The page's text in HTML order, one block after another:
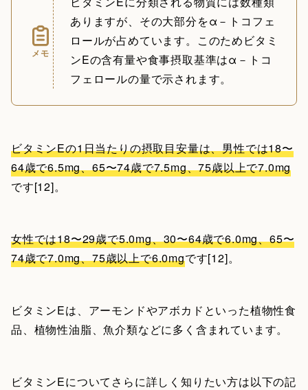
メモ
ありますが、その大部分をα－トコフェ
ロールが占めています。このためビタミ
ンEの含有量や食事摂取基準はα－トコ
フェロールの量で示されます。
ビタミンEの1日当たりの摂取目安量は、男性では18〜
64歳で6.5mg、65〜74歳で7.5mg、75歳以上で7.0mg
です[12]。
女性では18〜29歳で5.0mg、30〜64歳で6.0mg、65〜
74歳で7.0mg、75歳以上で6.0mgです[12]。
ビタミンEは、アーモンドやアボカドといった植物性食
品、植物性油脂、魚介類などに多く含まれています。
ビタミンEについてさらに詳しく知りたい方は以下の記